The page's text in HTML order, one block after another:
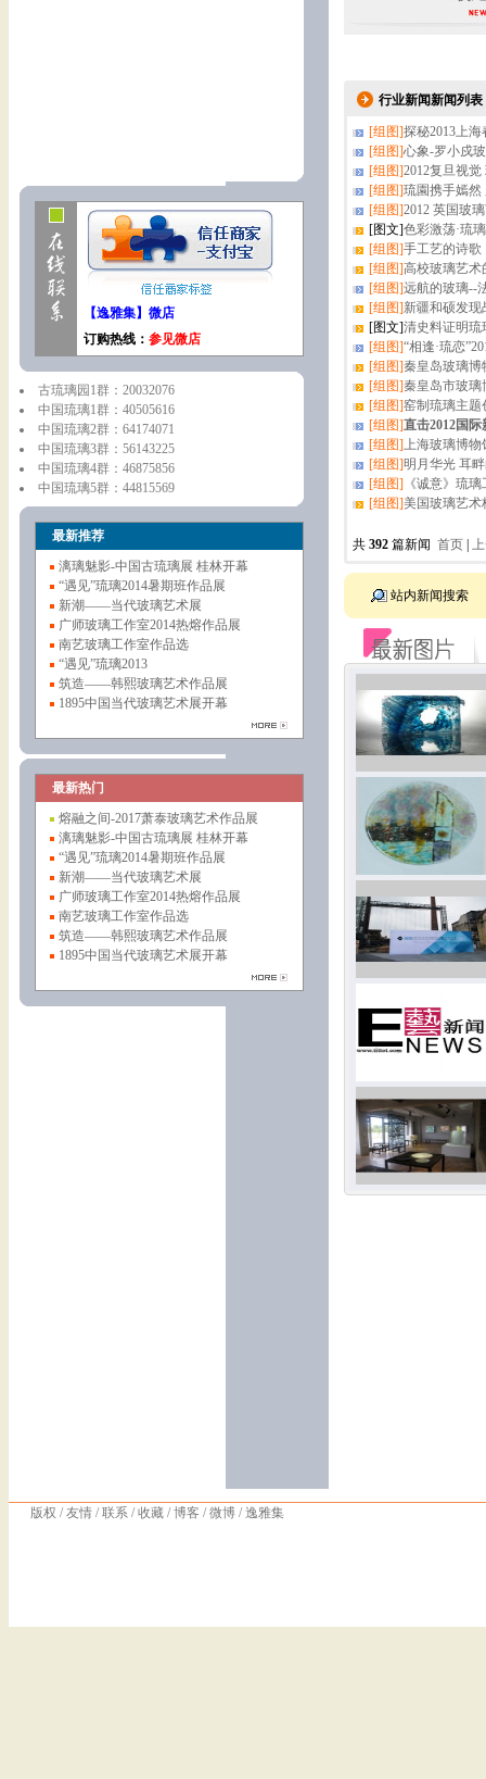
【逸雅集】微店
订购热线： 参见微店
古琉璃园1群：20032076
中国琉璃1群：40505616
中国琉璃2群：64174071
中国琉璃3群：56143225
中国琉璃4群：46875856
中国琉璃5群：44815569
最新推荐
漓璃魅影-中国古琉璃展 桂林开幕
“遇见”琉璃2014暑期班作品展
新潮——当代玻璃艺术展
广师玻璃工作室2014热熔作品展
南艺玻璃工作室作品选
“遇见”琉璃2013
筑造——韩熙玻璃艺术作品展
1895中国当代玻璃艺术展开幕
最新热门
熔融之间-2017萧泰玻璃艺术作品展
漓璃魅影-中国古琉璃展 桂林开幕
“遇见”琉璃2014暑期班作品展
新潮——当代玻璃艺术展
广师玻璃工作室2014热熔作品展
南艺玻璃工作室作品选
筑造——韩熙玻璃艺术作品展
1895中国当代玻璃艺术展开幕
行业新闻新闻列表
[组图]探秘2013上
[组图]心象-罗小戍
[组图]2012复旦视
[组图]琉園携手嫣然
[组图]2012 英国玻
[图文]色彩激荡·琉
[组图]手工艺的诗歌
[组图]高校玻璃艺术
[组图]远航的玻璃--
[组图]新疆和硕发现
[图文]清史料证明琉
[组图]“相逢·琉恋
[组图]秦皇岛玻璃博
[组图]秦皇岛市玻璃
[组图]窑制琉璃主题
[组图]直击2012国
[组图]上海玻璃博物
[组图]明月华光 耳
[组图] 《诚意》琉
[组图]美国玻璃艺术
共 392 篇新闻 首页
站内新闻搜索
版权 /友情 /联系 /收藏 /博客 /微博 /逸雅集